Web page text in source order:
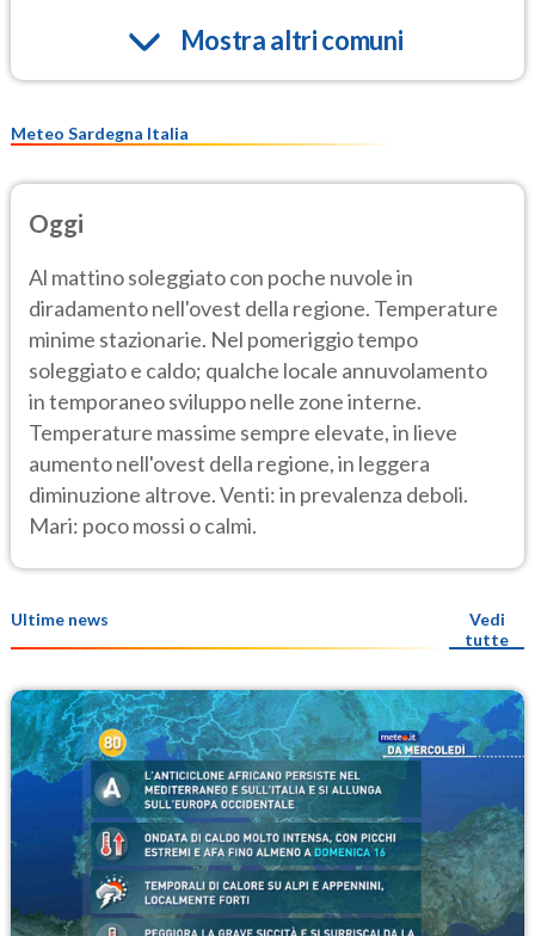
Mostra altri comuni
Meteo Sardegna Italia
Oggi
Al mattino soleggiato con poche nuvole in
diradamento nell'ovest della regione. Temperature
minime stazionarie. Nel pomeriggio tempo
soleggiato e caldo; qualche locale annuvolamento
in temporaneo sviluppo nelle zone interne.
Temperature massime sempre elevate, in lieve
aumento nell'ovest della regione, in leggera
diminuzione altrove. Venti: in prevalenza deboli.
Mari: poco mossi o calmi.
Ultime news
Vedi
tutte